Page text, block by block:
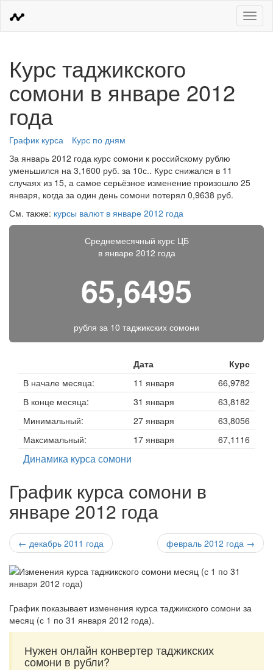
Меню
Курс таджикского
сомони в январе 2012
года
График курса
Курс по дням
За январь 2012 года курс сомони к российскому рублю
уменьшился на 3,1600 руб. за 10с.. Курс снижался в 11
случаях из 15, а самое серьёзное изменение произошло 25
января, когда за один день сомони потерял 0,9638 руб.
См. также: курсы валют в январе 2012 года
Среднемесячный курс ЦБ
в январе 2012 года
65,6495
рубля за 10 таджикских сомони
Дата
Курс
В начале месяца:
11 января
66,9782
В конце месяца:
31 января
63,8182
Минимальный:
27 января
63,8056
Максимальный:
17 января 67,1116
Динамика курса сомони
График курса сомони в
январе 2012 года
← декабрь 2011 года февраль 2012 года →
График показывает изменения курса таджикского сомони за
месяц (с 1 по 31 января 2012 года).
Нужен онлайн конвертер таджикских
сомони в рубли?